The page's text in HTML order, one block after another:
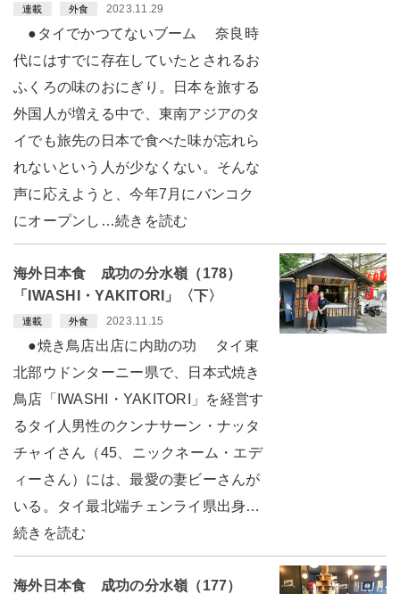
連載 外食 2023.11.29
●タイでかつてないブーム 奈良時
代にはすでに存在していたとされるお
ふくろの味のおにぎり。日本を旅する
外国人が増える中で、東南アジアのタ
イでも旅先の日本で食べた味が忘れら
れないという人が少なくない。そんな
声に応えようと、今年7月にバンコク
にオープンし…続きを読む
海外日本食 成功の分水嶺（178）
「IWASHI・YAKITORI」〈下〉
連載 外食 2023.11.15
●焼き鳥店出店に内助の功 タイ東
北部ウドンターニー県で、日本式焼き
鳥店「IWASHI・YAKITORI」を経営す
るタイ人男性のクンナサーン・ナッタ
チャイさん（45、ニックネーム・エデ
ィーさん）には、最愛の妻ビーさんが
いる。タイ最北端チェンライ県出身…
続きを読む
海外日本食 成功の分水嶺（177）